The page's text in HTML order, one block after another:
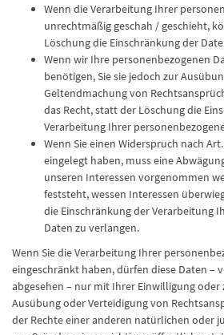
Wenn die Verarbeitung Ihrer
unrechtmäßig geschah / geschieht,
Löschung die Einschränkung der
Wenn wir Ihre personenbezogenen
benötigen, Sie sie jedoch zur
Geltendmachung von
das Recht, statt der Löschung die
Verarbeitung Ihrer
Wenn Sie einen Widerspruch nach Art.
eingelegt haben, muss eine
unseren Interessen vorgenommen
feststeht, wessen Interessen
die Einschränkung der Verarbeitung
Daten zu verlangen.
Wenn Sie die Verarbeitung Ihrer
eingeschränkt haben, dürfen diese Daten –
abgesehen – nur mit Ihrer Einwilligung
Ausübung oder Verteidigung von
der Rechte einer anderen natürlichen oder